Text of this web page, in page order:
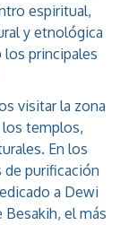
espiritual,
y etnológica
principales
visitar la zona
los templos,
En los
purificación
a Dewi
Besakih, el más